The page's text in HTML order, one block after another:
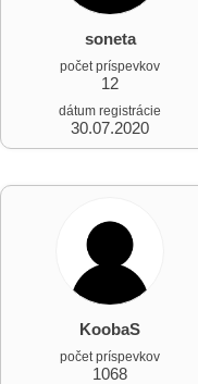
soneta
počet príspevkov
12
dátum registrácie
30.07.2020
KoobaS
počet príspevkov
1068